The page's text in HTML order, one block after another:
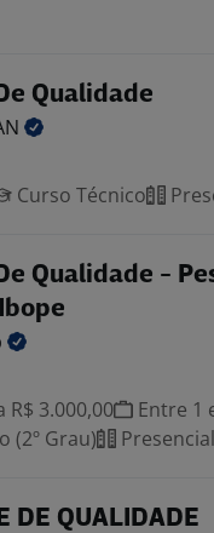
Qualidade
Curso Técnico
Qualidade -
R$ 3.000,00
Entre 1
(2º Grau)
Presencial
DE QUALIDADE